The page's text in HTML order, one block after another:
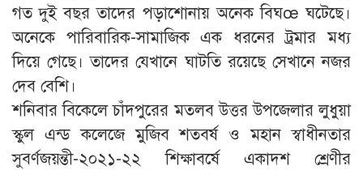
গত দুই বছর তাদের পড়াশোনায় অনেক বিঘœ ঘটেছে।
অনেকে পারিবারিক-সামাজিক এক ধরনের ট্রমার মধ্য
দিয়ে গেছে। তাদের যেখানে ঘাটতি রয়েছে সেখানে নজর
দেব বেশি।
শনিবার বিকেলে চাঁদপুরের মতলব উত্তর উপজেলার লুধুয়া
স্কুল এন্ড কলেজে মুজিব শতবর্ষ ও মহান স্বাধীনতার
সুবর্ণজয়ন্তী-২০২১-২২ শিক্ষাবর্ষে একাদশ শ্রেণীর